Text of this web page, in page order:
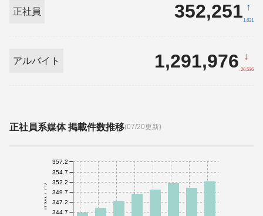
正社員 352,251 ↑
1,621
アルバイト 1,291,976 ↓
-26,536
正社員系媒体 掲載件数推移(07/20更新)
件数(千件)
344.7
347.2
349.7
352.2
354.7
357.2